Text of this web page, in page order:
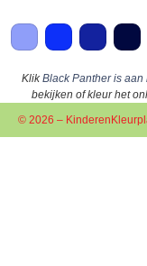
KlikBlack Panther is aan
bekijken of kleur het
© 2026 –